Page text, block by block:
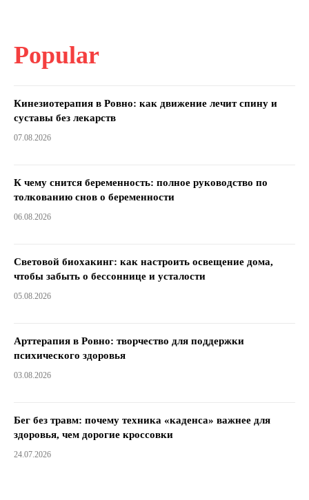
Popular
Кинезиотерапия в Ровно: как движение лечит спину и
суставы без лекарств
07.08.2026
К чему снится беременность: полное руководство по
толкованию снов о беременности
06.08.2026
Световой биохакинг: как настроить освещение дома,
чтобы забыть о бессоннице и усталости
05.08.2026
Арттерапия в Ровно: творчество для поддержки
психического здоровья
03.08.2026
Бег без травм: почему техника «каденса» важнее для
здоровья, чем дорогие кроссовки
24.07.2026